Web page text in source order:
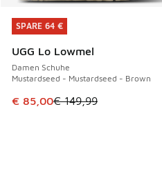
SPARE 64 €
UGG Lo Lowmel
Damen Schuhe
Mustardseed - Mustardseed - Brown
Dieser Artikel ist im Sale.
€ 85,00€ 149,99
SPARE 64 €